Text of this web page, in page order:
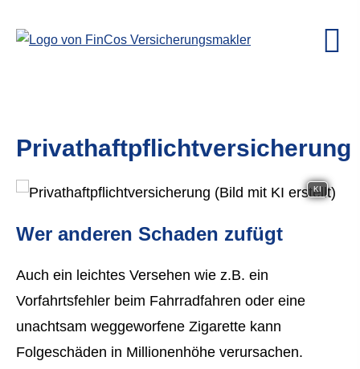
Privathaftpflichtversicherung
KI
Wer anderen Schaden zufügt
Auch ein leichtes Versehen wie z.B. ein
Vorfahrtsfehler beim Fahrradfahren oder eine
unachtsam weggeworfene Zigarette kann
Folgeschäden in Millionenhöhe verursachen.